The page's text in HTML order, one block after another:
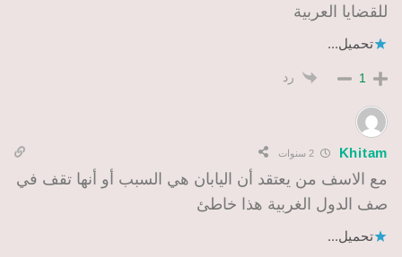
للقضايا العربية
تحميل...
1 رد
Khitam 2 سنوات
مع الاسف من يعتقد أن اليابان هي السبب أو أنها تقف في
صف الدول الغربية هذا خاطئ
تحميل...